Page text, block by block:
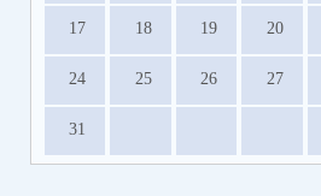
17 18 19 20
24 25 26 27
31